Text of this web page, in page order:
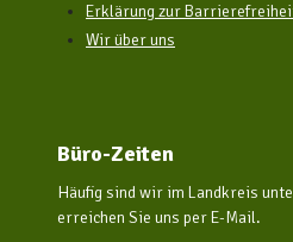
Erklärung zur
Wir über uns
Büro-Zeiten
Häufig sind wir im Landkreis
erreichen Sie uns per E-Mail.